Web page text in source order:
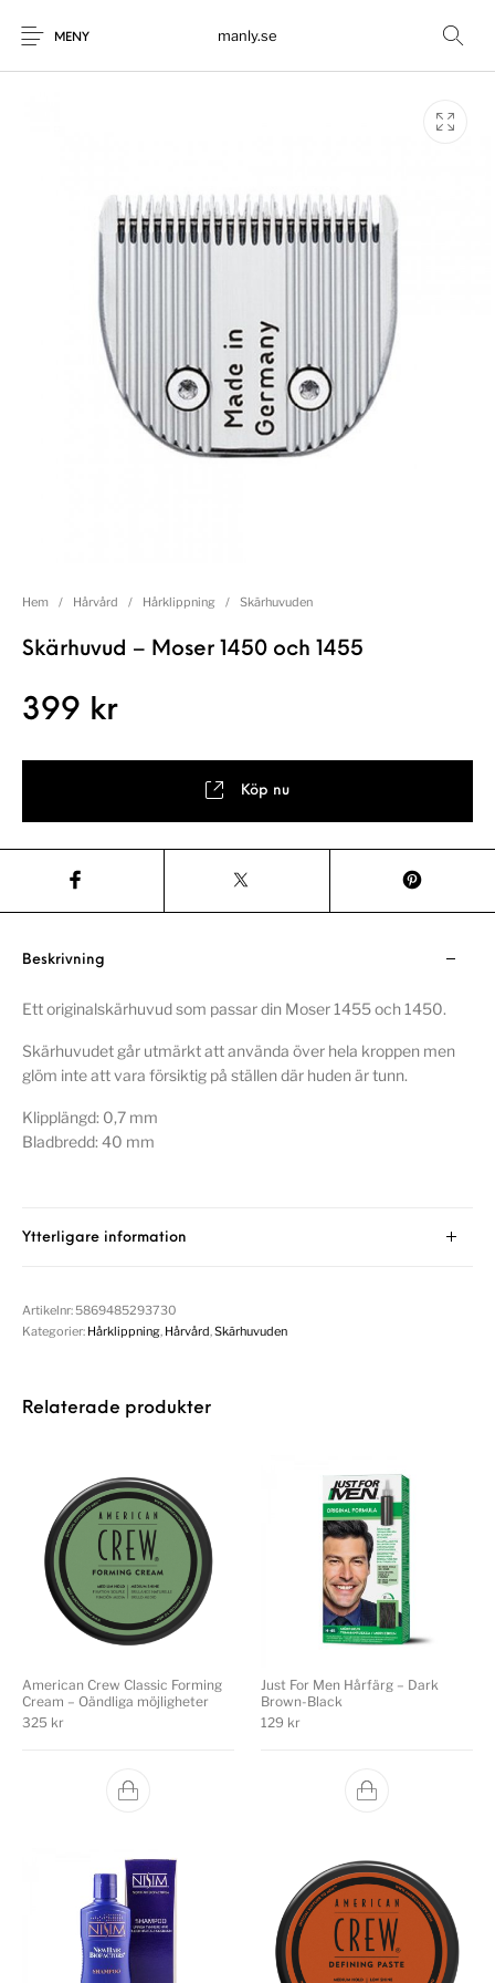
MENY manly.se
Hem / Hårvård / Hårklippning / Skärhuvuden
Skärhuvud – Moser 1450 och 1455
399 kr
Köp nu
Beskrivning
Ett originalskärhuvud som passar din Moser 1455 och 1450.
Skärhuvudet går utmärkt att använda över hela kroppen men
glöm inte att vara försiktig på ställen där huden är tunn.
Klipplängd: 0,7 mm
Bladbredd: 40 mm
Ytterligare information
Artikelnr: 5869485293730
Kategorier: Hårklippning Hårvård ,Skärhuvuden
Relaterade produkter
American Crew Classic Forming
Cream – Oändliga möjligheter
325 kr
Just For Men Hårfärg – Dark
Brown-Black
129 kr